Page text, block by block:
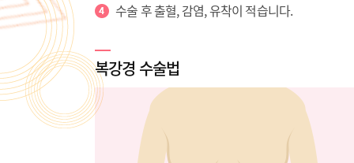
수술 후 출혈, 감염, 유착이 적습니다.
복강경 수술법